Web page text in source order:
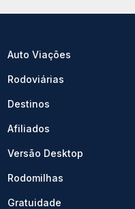
Auto Viações
Rodoviárias
Destinos
Afiliados
Versão Desktop
Rodomilhas
Gratuidade